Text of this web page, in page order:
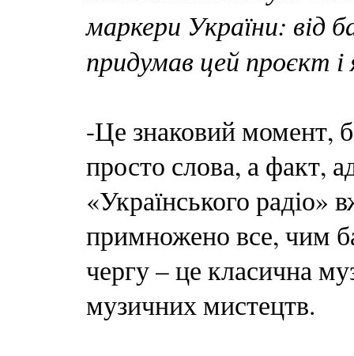
маркери України: від
придумав цей проєкт
-Це знаковий момент,
просто слова, а факт,
«Українського радіо»
примножено все, чим
чергу – це класична
музичних мистецтв.